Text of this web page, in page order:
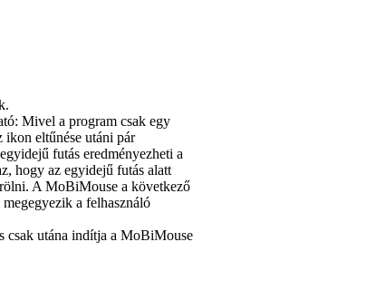
Mivel a program csak egy
ikon eltűnése utáni pár
futás eredményezheti a
hogy az egyidejű futás alatt
A MoBiMouse a következő
a felhasználó
csak utána indítja a MoBiMouse